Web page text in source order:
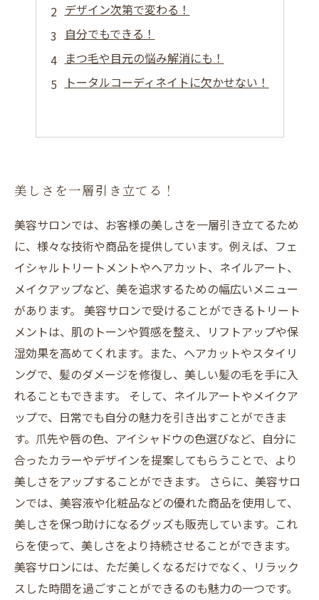
デザイン次第で変わる！
自分でもできる！
まつ毛や目元の悩み解消にも！
トータルコーディネイトに欠かせない！
美しさを一層引き立てる！
美容サロンでは、お客様の美しさを一層引き立てるため
に、様々な技術や商品を提供しています。例えば、フェ
イシャルトリートメントやヘアカット、ネイルアート、
メイクアップなど、美を追求するための幅広いメニュー
があります。 美容サロンで受けることができるトリート
メントは、肌のトーンや質感を整え、リフトアップや保
湿効果を高めてくれます。また、ヘアカットやスタイリ
ングで、髪のダメージを修復し、美しい髪の毛を手に入
れることもできます。 そして、ネイルアートやメイクア
ップで、日常でも自分の魅力を引き出すことができま
す。爪先や唇の色、アイシャドウの色選びなど、自分に
合ったカラーやデザインを提案してもらうことで、より
美しさをアップすることができます。 さらに、美容サロ
ンでは、美容液や化粧品などの優れた商品を使用して、
美しさを保つ助けになるグッズも販売しています。これ
らを使って、美しさをより持続させることができます。
美容サロンには、ただ美しくなるだけでなく、リラック
スした時間を過ごすことができるのも魅力の一つです。